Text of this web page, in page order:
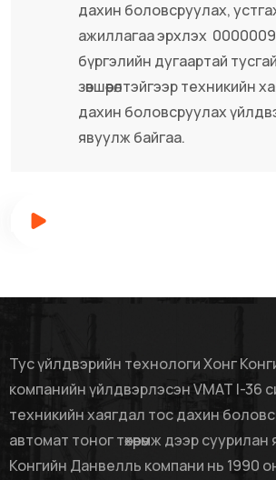
дахин боловсруулах,
ажиллагаа эрхлэх
бүргэлийн дугаартай тусгай
зөвшөөрөлтэйгээр техникийн
дахин боловсруулах
явуулж байгаа.
Тус үйлдвэрийн технологи Хонг
компанийн үйлдвэрлэсэн VMAT I-36
техникийн хаягдал тос дахин
автомат тоног төхөөрөмж дээр
Конгийн Данвелль компани нь 1990